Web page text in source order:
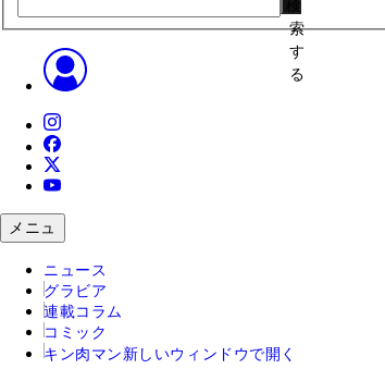
索
す
る
メニュ
ニュース
グラビア
連載コラム
コミック
キン肉マン 新しいウィンドウで開く